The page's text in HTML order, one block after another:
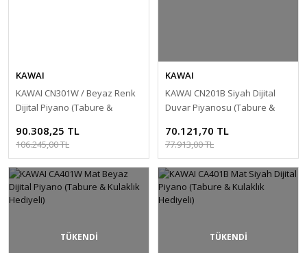
KAWAI
KAWAI CN301W / Beyaz Renk
Dijital Piyano (Tabure &
90.308,25 TL
106.245,00 TL
KAWAI
KAWAI CN201B Siyah Dijital
Duvar Piyanosu (Tabure &
70.121,70 TL
77.913,00 TL
TÜKENDİ TÜKENDİ